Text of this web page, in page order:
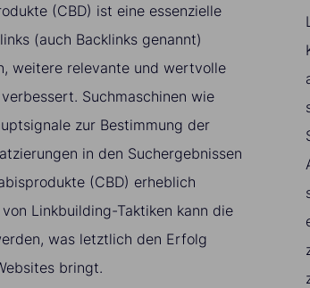
(CBD) ist eine essenzielle
(auch Backlinks genannt)
weitere relevante und wertvolle
Suchmaschinen wie
zur Bestimmung der
in den Suchergebnissen
(CBD) erheblich
Linkbuilding-Taktiken kann die
was letztlich den Erfolg
bringt.